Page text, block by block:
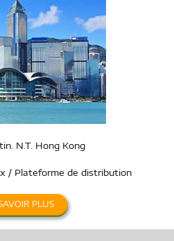
N.T. Hong Kong
/ Plateforme de distribution
PLUS